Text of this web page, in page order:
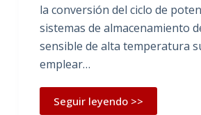
la conversión del ciclo de
sistemas de almacenamiento
sensible de alta temperatura
emplear…
Seguir leyendo >>